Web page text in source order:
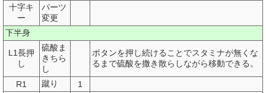
十字キ
ー
パーツ
変更
下半身
L1長押
し
硫酸ま
きちら
し
ボタンを押し続けることでスタミナが無くな
るまで硫酸を撒き散らしながら移動できる。
R1 蹴り
1